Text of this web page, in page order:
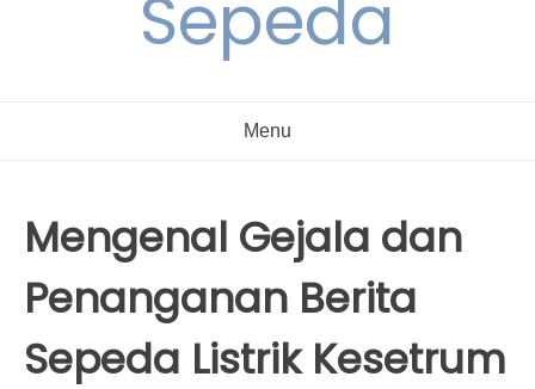
Sepeda
Menu
Mengenal Gejala dan
Penanganan Berita
Sepeda Listrik Kesetrum